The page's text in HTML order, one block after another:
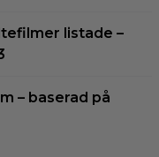
listade –
– baserad på